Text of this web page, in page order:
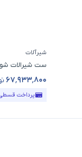
شیرآلات
ست شیرالات
۶۷٬۹۳۳٬۸۰۰
قیمت محصول
پرداخت